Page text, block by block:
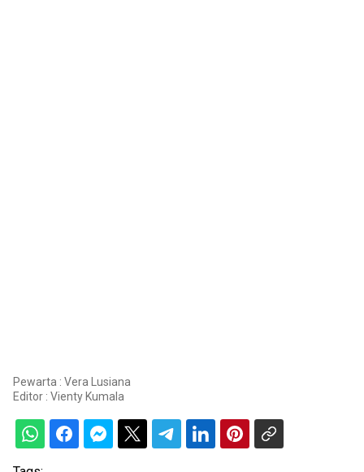
Pewarta : Vera Lusiana
Editor : Vienty Kumala